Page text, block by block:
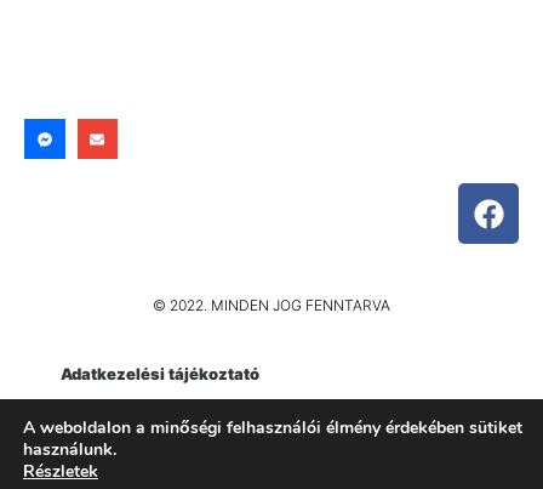
© 2022. MINDEN JOG FENNTARVA
Adatkezelési tájékoztató
Impresszum
A weboldalon a minőségi felhasználói élmény érdekében sütiket
használunk.
Részletek